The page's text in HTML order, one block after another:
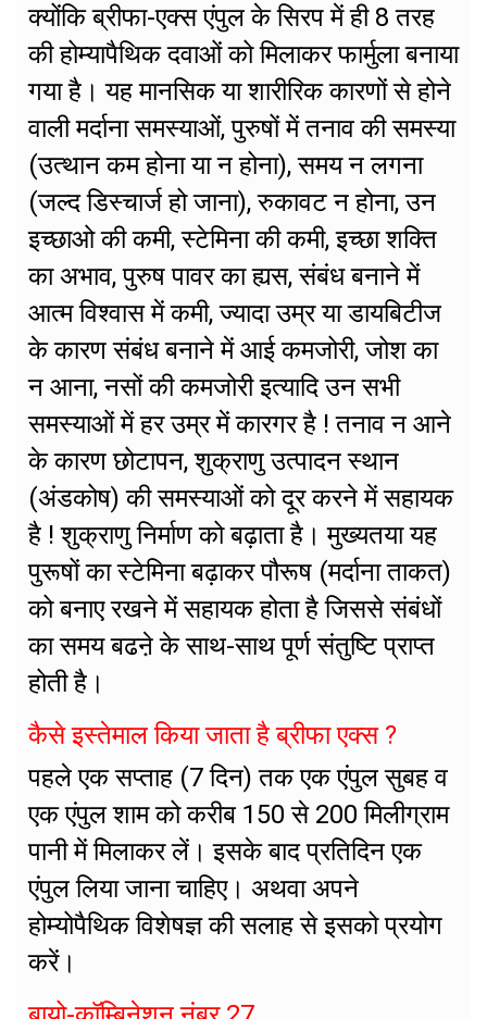
क्योंकि ब्रीफा-एक्स एंपुल के सिरप में ही 8 तरह
की होम्यापैथिक दवाओं को मिलाकर फार्मुला बनाया
गया है। यह मानसिक या शारीरिक कारणों से होने
वाली मर्दाना समस्याओं, पुरुषों में तनाव की समस्या
(उत्थान कम होना या न होना), समय न लगना
(जल्द डिस्चार्ज हो जाना), रुकावट न होना, उन
इच्छाओ की कमी, स्टेमिना की कमी, इच्छा शक्ति
का अभाव, पुरुष पावर का ह्यस, संबंध बनाने में
आत्म विश्वास में कमी, ज्यादा उम्र या डायबिटीज
के कारण संबंध बनाने में आई कमजोरी, जोश का
न आना, नसों की कमजोरी इत्यादि उन सभी
समस्याओं में हर उम्र में कारगर है ! तनाव न आने
के कारण छोटापन, शुक्राणु उत्पादन स्थान
(अंडकोष) की समस्याओं को दूर करने में सहायक
है ! शुक्राणु निर्माण को बढ़ाता है। मुख्यतया यह
पुरूषों का स्टेमिना बढ़ाकर पौरूष (मर्दाना ताकत)
को बनाए रखने में सहायक होता है जिससे संबंधों
का समय बढऩे के साथ-साथ पूर्ण संतुष्टि प्राप्त
होती है।
कैसे इस्तेमाल किया जाता है ब्रीफा एक्स ?
पहले एक सप्ताह (7 दिन) तक एक एंपुल सुबह व
एक एंपुल शाम को करीब 150 से 200 मिलीग्राम
पानी में मिलाकर लें। इसके बाद प्रतिदिन एक
एंपुल लिया जाना चाहिए। अथवा अपने
होम्योपैथिक विशेषज्ञ की सलाह से इसको प्रयोग
करें।